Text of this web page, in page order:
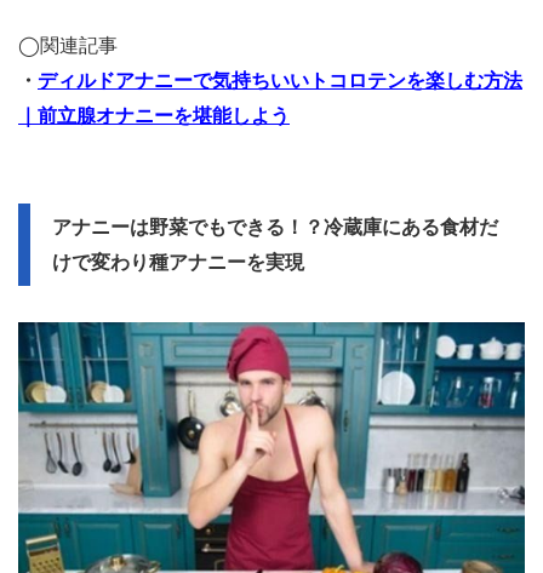
◯関連記事
・ ディルドアナニーで気持ちいいトコロテンを楽しむ方法
｜前立腺オナニーを堪能しよう
アナニーは野菜でもできる！？冷蔵庫にある食材だ
けで変わり種アナニーを実現